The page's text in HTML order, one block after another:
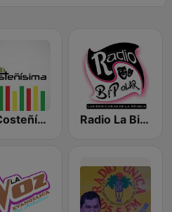
La Costeñísima Radio La Bipolar